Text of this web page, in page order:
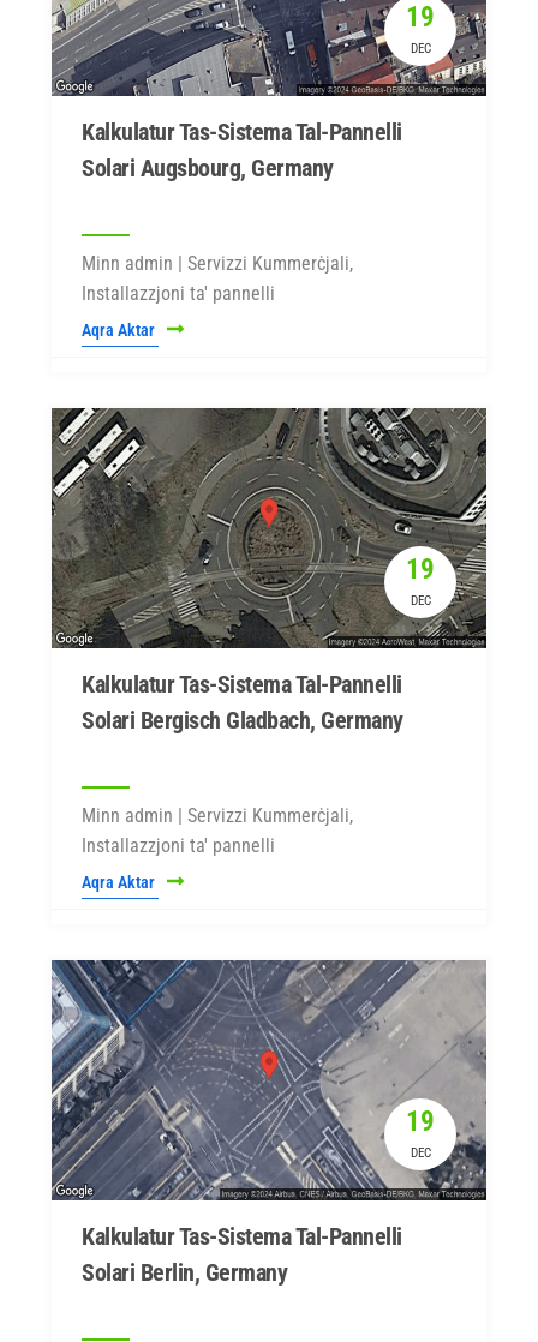
19
DEC
Kalkulatur Tas-Sistema Tal-Pannelli
Solari Augsbourg, Germany
Minn admin | Servizzi Kummerċjali,
Installazzjoni ta' pannelli
Aqra Aktar
19
DEC
Kalkulatur Tas-Sistema Tal-Pannelli
Solari Bergisch Gladbach, Germany
Minn admin | Servizzi Kummerċjali,
Installazzjoni ta' pannelli
Aqra Aktar
19
DEC
Kalkulatur Tas-Sistema Tal-Pannelli
Solari Berlin, Germany